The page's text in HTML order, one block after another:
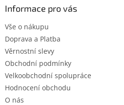
Informace pro vás
Vše o nákupu
Doprava a Platba
Věrnostní slevy
Obchodní podmínky
Velkoobchodní spolupráce
Hodnocení obchodu
O nás